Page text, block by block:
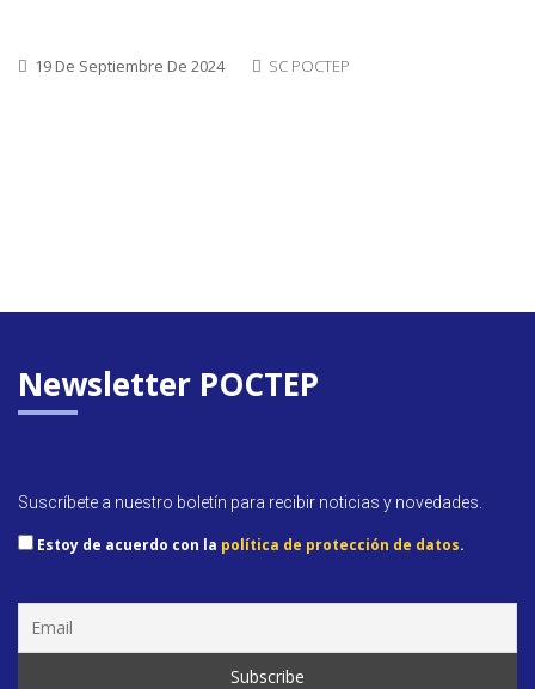
19 De Septiembre De 2024 SC POCTEP
Newsletter POCTEP
Suscríbete a nuestro boletín para recibir noticias y novedades.
Estoy de acuerdo con la política de protección de datos.